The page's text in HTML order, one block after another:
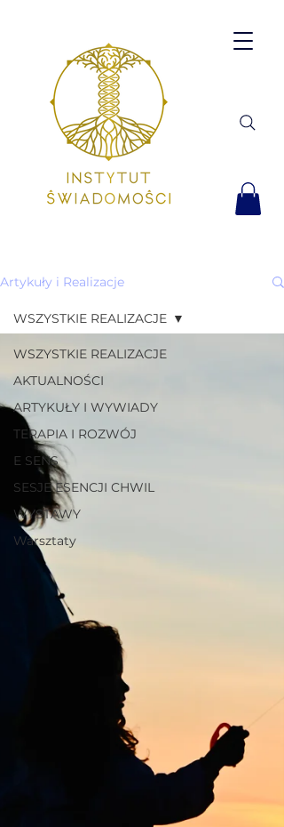
Artykuły i Realizacje
WSZYSTKIE REALIZACJE
AKTUALNOŚCI
ARTYKUŁY I WYWIADY
TERAPIA I ROZWÓJ
E SENS
SESJE ESENCJI CHWIL
WYSTAWY
Warsztaty
WSZYSTKIE REALIZACJE